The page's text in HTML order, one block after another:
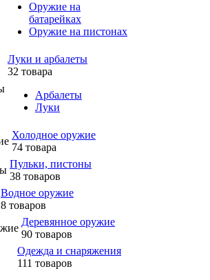
Оружие на
батарейках
Оружие на пистонах
Луки и арбалеты
32 товара
Арбалеты
Луки
Холодное оружие
74 товара
Пульки, пистоны
38 товаров
Водное оружие
8 товаров
Деревянное оружие
90 товаров
Одежда и снаряжения
111 товаров